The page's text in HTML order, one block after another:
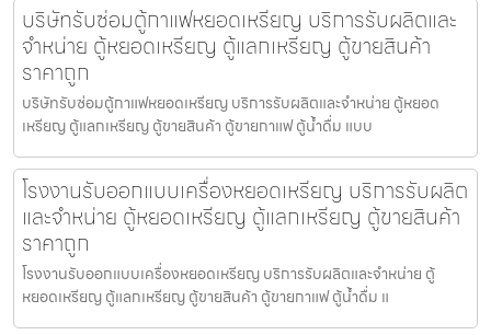
บริษัทรับซ่อมตู้กาแฟหยอดเหรียญ บริการรับผลิตและ
จำหน่าย ตู้หยอดเหรียญ ตู้แลกเหรียญ ตู้ขายสินค้า
ราคาถูก
บริษัทรับซ่อมตู้กาแฟหยอดเหรียญ บริการรับผลิตและจำหน่าย ตู้หยอด
เหรียญ ตู้แลกเหรียญ ตู้ขายสินค้า ตู้ขายกาแฟ ตู้น้ำดื่ม แบบ
โรงงานรับออกแบบเครื่องหยอดเหรียญ บริการรับผลิต
และจำหน่าย ตู้หยอดเหรียญ ตู้แลกเหรียญ ตู้ขายสินค้า
ราคาถูก
โรงงานรับออกแบบเครื่องหยอดเหรียญ บริการรับผลิตและจำหน่าย ตู้
หยอดเหรียญ ตู้แลกเหรียญ ตู้ขายสินค้า ตู้ขายกาแฟ ตู้น้ำดื่ม แ